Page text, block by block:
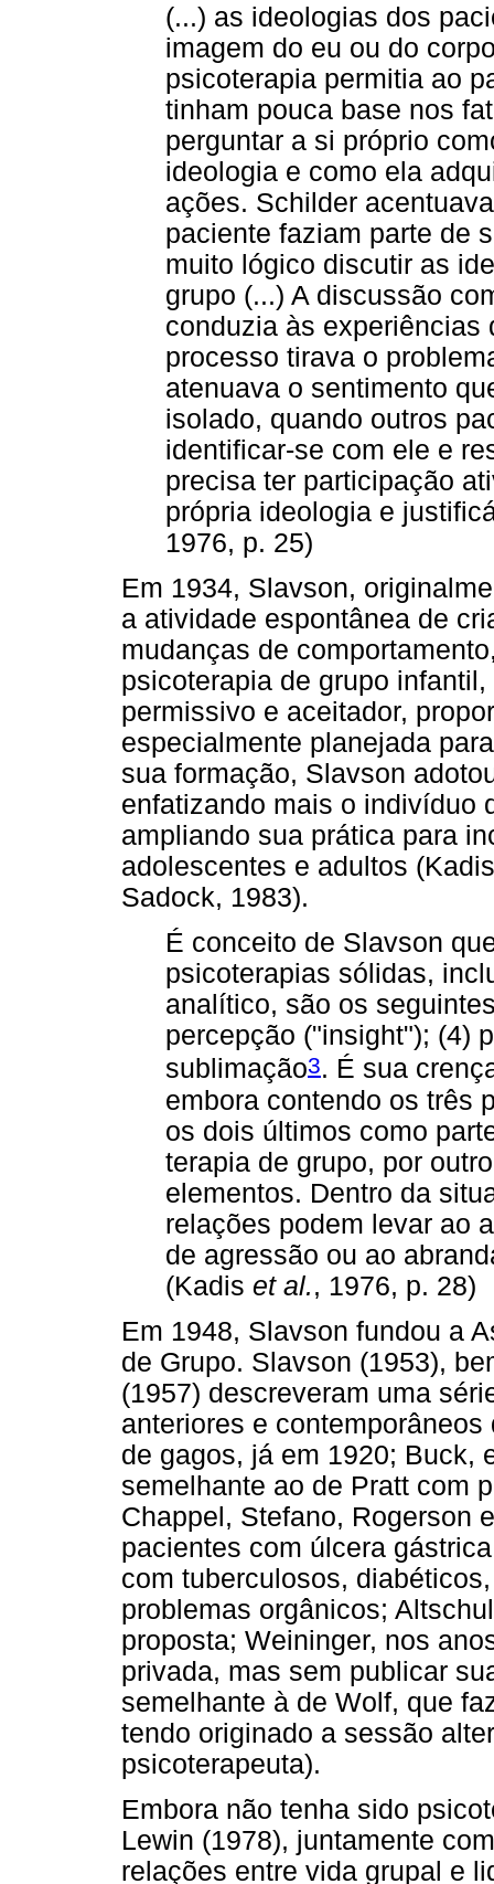
(...) as ideologias dos
imagem do eu ou do
psicoterapia permitia ao
tinham pouca base nos
perguntar a si próprio
ideologia e como ela
ações. Schilder
paciente faziam parte de
muito lógico discutir as
grupo (...) A discussão
conduzia às experiências
processo tirava o
atenuava o sentimento
isolado, quando outros
identificar-se com ele e
precisa ter participação
própria ideologia e
1976, p. 25)
Em 1934, Slavson,
a atividade espontânea de
mudanças de
psicoterapia de grupo
permissivo e aceitador,
especialmente planejada
sua formação, Slavson
enfatizando mais o indivíduo
ampliando sua prática para
adolescentes e adultos
Sadock, 1983).
É conceito de Slavson
psicoterapias sólidas,
analítico, são os
percepção ("insight"); (4)
sublimação3. É sua
embora contendo os três
os dois últimos como
terapia de grupo, por
elementos. Dentro da
relações podem levar ao
de agressão ou ao
(Kadis et al., 1976, p. 28)
Em 1948, Slavson fundou a
de Grupo. Slavson (1953),
(1957) descreveram uma
anteriores e
de gagos, já em 1920; Buck,
semelhante ao de Pratt com
Chappel, Stefano, Rogerson
pacientes com úlcera
com tuberculosos,
problemas orgânicos;
proposta; Weininger, nos
privada, mas sem publicar
semelhante à de Wolf, que
tendo originado a sessão
psicoterapeuta).
Embora não tenha sido
Lewin (1978), juntamente
relações entre vida grupal e